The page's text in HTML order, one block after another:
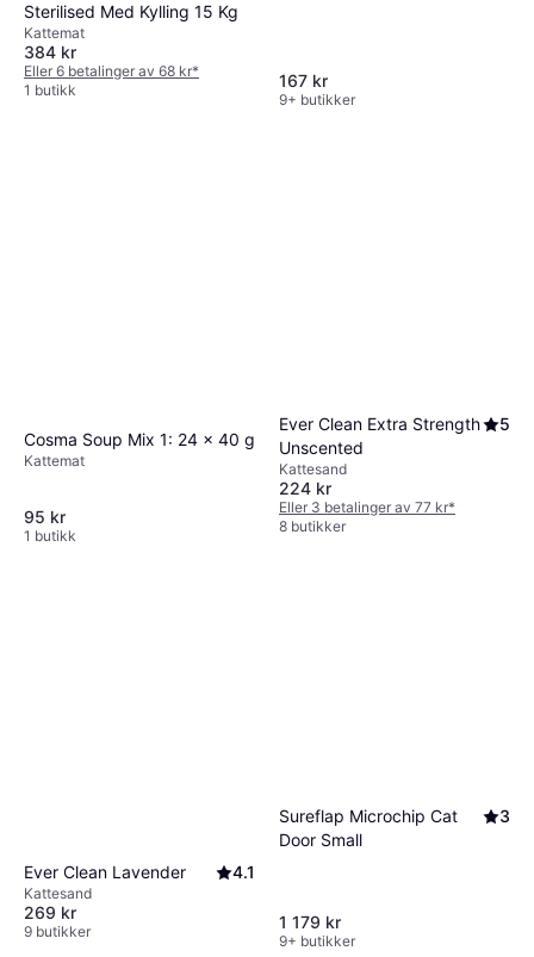
Sterilised Med Kylling 15 Kg
Kattemat
384 kr
Eller 6 betalinger av 68 kr*
1 butikk
167 kr
9+ butikker
Cosma Soup Mix 1: 24 x 40 g
Kattemat
95 kr
1 butikk
Ever Clean Extra Strength
Unscented
5
Kattesand
224 kr
Eller 3 betalinger av 77 kr*
8 butikker
Ever Clean Lavender 4.1
Kattesand
269 kr
9 butikker
Sureflap Microchip Cat
Door Small
3
1 179 kr
9+ butikker